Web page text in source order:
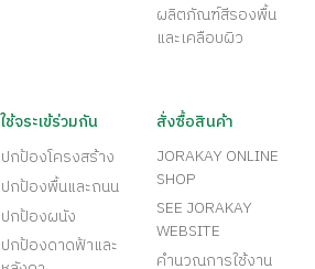
ผลิตภัณฑ์สีรองพื้น
และเคลือบผิว
ใช้จระเข้ร่วมกัน
ปกป้องโครงสร้าง
ปกป้องพื้นและถนน
ปกป้องผนัง
ปกป้องดาดฟ้าและ
สั่งซื้อสินค้า
JORAKAY ONLINE
SHOP
SEE JORAKAY
WEBSITE
คำนวณการใช้งาน